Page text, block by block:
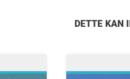
DETTE KAN